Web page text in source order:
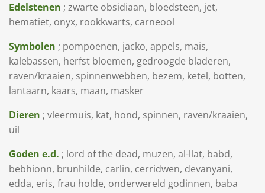
Edelstenen ; zwarte obsidiaan, bloedsteen, jet,
hematiet, onyx, rookkwarts, carneool
Symbolen ; pompoenen, jacko, appels, mais,
kalebassen, herfst bloemen, gedroogde bladeren,
raven/kraaien, spinnenwebben, bezem, ketel, botten,
lantaarn, kaars, maan, masker
Dieren ; vleermuis, kat, hond, spinnen, raven/kraaien,
uil
Goden e.d. ; lord of the dead, muzen, al-llat, babd,
bebhionn, brunhilde, carlin, cerridwen, devanyani,
edda, eris, frau holde, onderwereld godinnen, baba